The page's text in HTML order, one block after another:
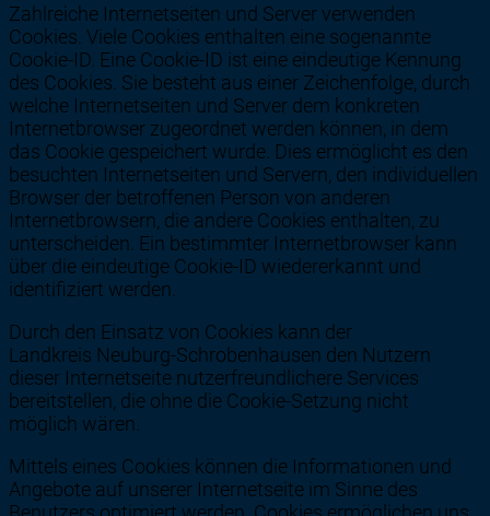
Zahlreiche Internetseiten und Server verwenden
Cookies. Viele Cookies enthalten eine sogenannte
Cookie-ID. Eine Cookie-ID ist eine eindeutige Kennung
des Cookies. Sie besteht aus einer Zeichenfolge, durch
welche Internetseiten und Server dem konkreten
Internetbrowser zugeordnet werden können, in dem
das Cookie gespeichert wurde. Dies ermöglicht es den
besuchten Internetseiten und Servern, den individuellen
Browser der betroffenen Person von anderen
Internetbrowsern, die andere Cookies enthalten, zu
unterscheiden. Ein bestimmter Internetbrowser kann
über die eindeutige Cookie-ID wiedererkannt und
identifiziert werden.
Durch den Einsatz von Cookies kann der
Landkreis Neuburg-Schrobenhausen den Nutzern
dieser Internetseite nutzerfreundlichere Services
bereitstellen, die ohne die Cookie-Setzung nicht
möglich wären.
Mittels eines Cookies können die Informationen und
Angebote auf unserer Internetseite im Sinne des